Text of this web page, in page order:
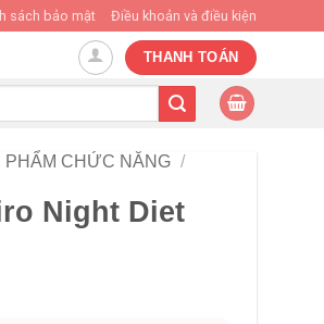
sách bảo mật Điều khoản và điều kiện
THANH TOÁN
PHẨM CHỨC NĂNG /
Night Diet